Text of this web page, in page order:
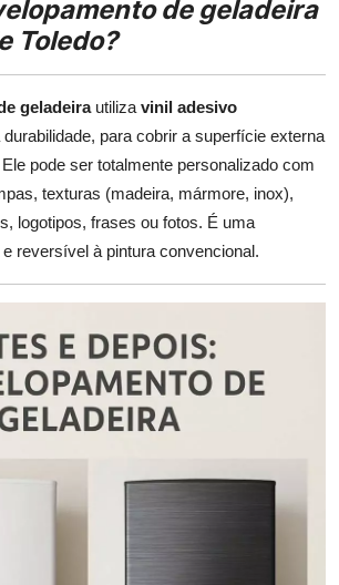
de geladeira
Toledo?
geladeirautiliza vinil adesivo
durabilidade, para cobrir a superfície externa
pode ser totalmente personalizado com
texturas (madeira, mármore, inox),
logotipos, frases ou fotos. É uma
reversível à pintura convencional.